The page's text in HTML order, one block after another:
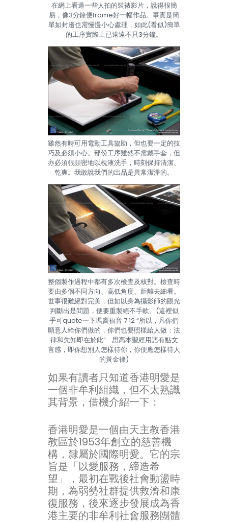
在網上看過一些人拍的裝裱影片，說得很簡
易，像3分鐘便frame好一幅作品。事實是簡
單如封邊也需慢慢小心處理，如此(看似)簡單
的工序實際上已遠遠不只3分鐘。
雖然有時可用電動工具協助，但也要一定的技
巧及必須小心。部份工序雖然不需戴手套，但
亦必須很頻密地以梘液洗手，時刻保持清潔、
乾爽。我敢說我們的出品是異常潔淨的。
整個製作過程中都有多次檢查及核對。檢查時
要由多個不同方向、高低角度、距離去細看。
世事很難絕對完美，但如以身為攝影師的眼光
判斷出是問題，便要重製絕不手軟。(這裡似
乎可quote一下瑪竇福音 7:12 “所以，凡你們
願意人給你們做的，你們也要照樣給人做：法
律和先知即在於此” …思高本聖經用語有點文
言感，即你想別人怎樣待你，你便應怎樣待人
的黃金律)
如果有讀者只知道香港明愛是
一個非牟利組織，但不太熟識
其背景，借機介紹一下：
香港明愛是一個由天主教香港
教區於1953年創立的慈善機
構，隸屬於國際明愛。它的宗
旨是「以愛服務，締造希
望」，最初在戰後社會動盪時
期，為弱勢社群提供救濟和康
復服務，後來逐步發展成為香
港主要的非牟利社會服務團體